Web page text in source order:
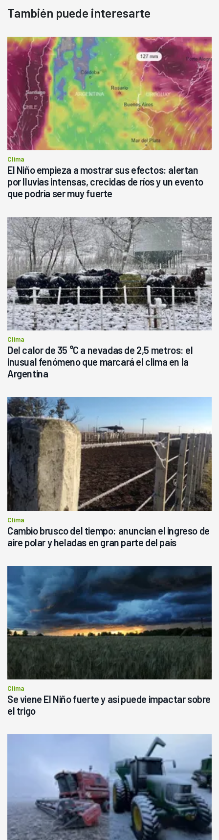
También puede interesarte
Clima
El Niño empieza a mostrar sus efectos: alertan
por lluvias intensas, crecidas de ríos y un evento
que podría ser muy fuerte
Clima
Del calor de 35 °C a nevadas de 2,5 metros: el
inusual fenómeno que marcará el clima en la
Argentina
Clima
Cambio brusco del tiempo: anuncian el ingreso de
aire polar y heladas en gran parte del país
Clima
Se viene El Niño fuerte y así puede impactar sobre
el trigo